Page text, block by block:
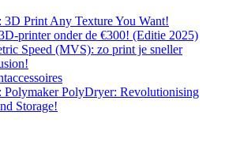
3D Print Any Texture You Want!
printer onder de €300! (Editie 2025)
Speed (MVS): zo print je sneller
Polymaker PolyDryer: Revolutionising
Storage!